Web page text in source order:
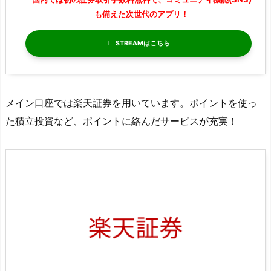
も備えた次世代のアプリ！
STREAM
メイン口座では楽天証券を用いています。ポイントを使っ
た積立投資など、ポイントに絡んだサービスが充実！